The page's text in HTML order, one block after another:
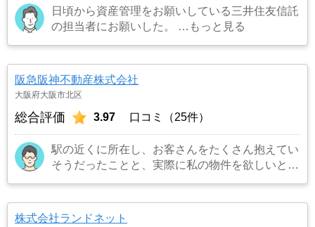
日頃から資産管理をお願いしている三井住友信託
の担当者にお願いした。
…もっと見る
阪急阪神不動産株式会社
大阪府大阪市北区
総合評価 3.97 口コミ（25件）
駅の近くに所在し、お客さんをたくさん抱えてい
そうだったことと、実際に私の物件を欲しいとい
寧でお願いしてよかったです。
株式会社ランドネット